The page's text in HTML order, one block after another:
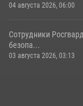
04 августа 2026, 06:00
Сотрудники
безопа...
03 августа 2026, 03:13